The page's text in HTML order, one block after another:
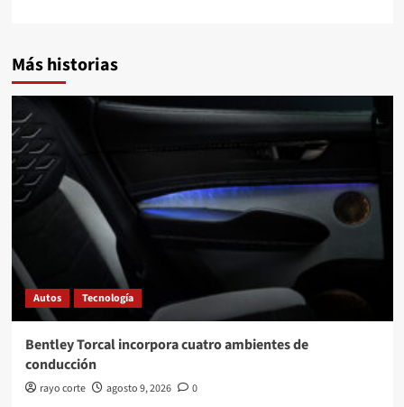
Más historias
Autos Tecnología
Bentley Torcal incorpora cuatro ambientes de
conducción
rayo corte agosto 9, 2026 0